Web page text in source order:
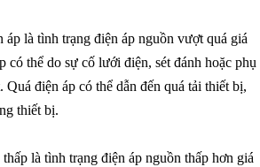
áp là tình trạng điện áp nguồn vượt quá giá
có thể do sự cố lưới điện, sét đánh hoặc phụ
điện áp có thể dẫn đến quá tải thiết bị,
thiết bị.
là tình trạng điện áp nguồn thấp hơn giá